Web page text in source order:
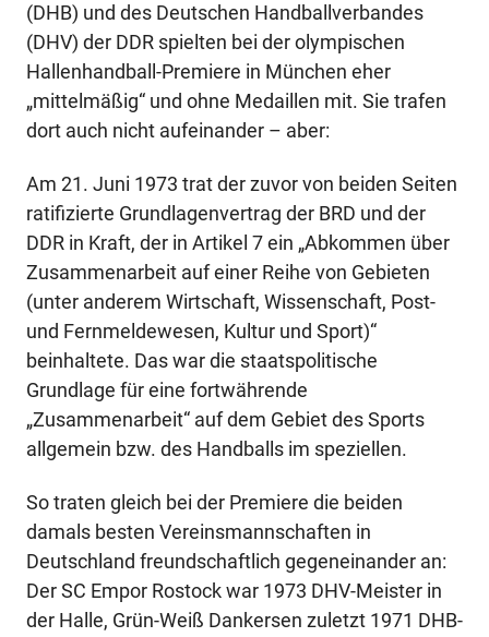
(DHB) und des Deutschen Handballverbandes
(DHV) der DDR spielten bei der olympischen
Hallenhandball-Premiere in München eher
„mittelmäßig“ und ohne Medaillen mit. Sie trafen
dort auch nicht aufeinander – aber:
Am 21. Juni 1973 trat der zuvor von beiden Seiten
ratifizierte Grundlagenvertrag der BRD und der
DDR in Kraft, der in Artikel 7 ein „Abkommen über
Zusammenarbeit auf einer Reihe von Gebieten
(unter anderem Wirtschaft, Wissenschaft, Post-
und Fernmeldewesen, Kultur und Sport)“
beinhaltete. Das war die staatspolitische
Grundlage für eine fortwährende
„Zusammenarbeit“ auf dem Gebiet des Sports
allgemein bzw. des Handballs im speziellen.
So traten gleich bei der Premiere die beiden
damals besten Vereinsmannschaften in
Deutschland freundschaftlich gegeneinander an:
Der SC Empor Rostock war 1973 DHV-Meister in
der Halle, Grün-Weiß Dankersen zuletzt 1971 DHB-